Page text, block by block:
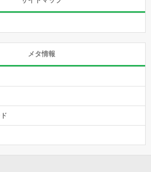
メタ情報